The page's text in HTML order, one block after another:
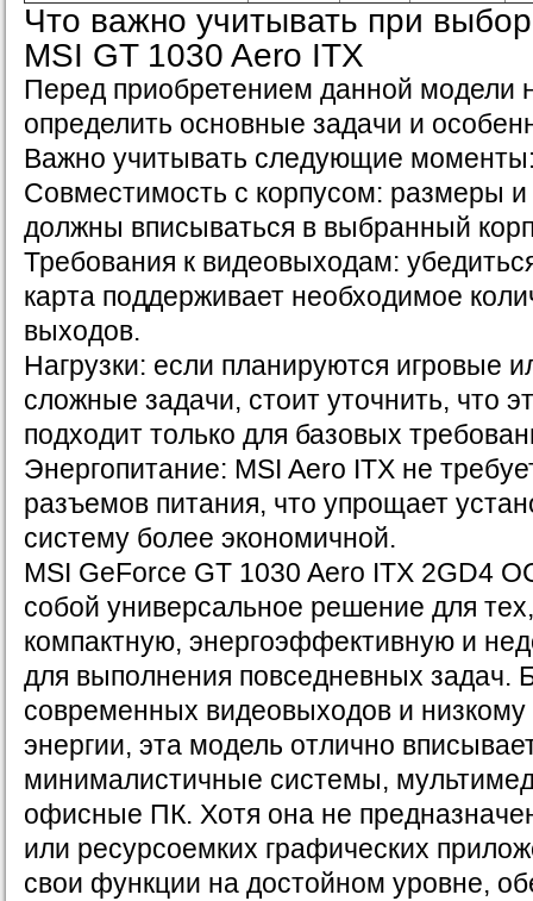
Что важно учитывать при
MSI GT 1030 Aero ITX
Перед приобретением данной модели
определить основные задачи и
Важно учитывать следующие
Совместимость с корпусом: размеры
должны вписываться в выбранный
Требования к видеовыходам:
карта поддерживает необходимое
выходов.
Нагрузки: если планируются игровые
сложные задачи, стоит уточнить, что
подходит только для базовых
Энергопитание: MSI Aero ITX не
разъемов питания, что упрощает
систему более экономичной.
MSI GeForce GT 1030 Aero ITX 2GD4
собой универсальное решение для
компактную, энергоэффективную и
для выполнения повседневных задач.
современных видеовыходов и
энергии, эта модель отлично
минималистичные системы,
офисные ПК. Хотя она не
или ресурсоемких графических
свои функции на достойном уровне,